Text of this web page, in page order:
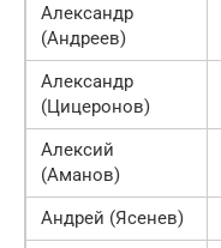
Александр
(Андреев)
Александр
(Цицеронов)
Алексий
(Аманов)
Андрей (Ясенев)